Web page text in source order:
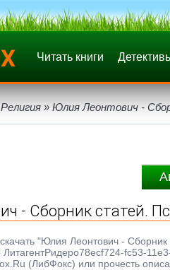
Читать книги
Религия » Юлия Леонтович -
- Сборник статей.
"Юлия Леонтович -
ЛитагентРидеро78ecf724-fc53-
(ЛибФокс) или прочесть